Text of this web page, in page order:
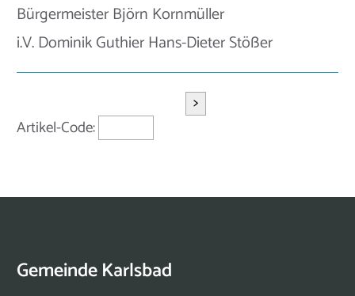
Bürgermeister Björn Kornmüller
i.V. Dominik Guthier Hans-Dieter Stößer
Artikel-Code:
>
Gemeinde Karlsbad